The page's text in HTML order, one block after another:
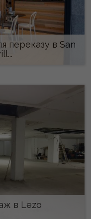
переказу в San
в Lezo